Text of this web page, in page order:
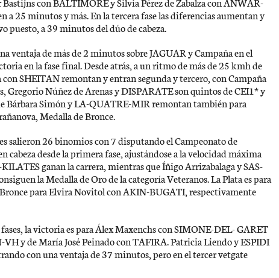
a 25 minutos y más. En la tercera fase las diferencias aumentan y
puesto, a 39 minutos del dúo de cabeza.
ventaja de más de 2 minutos sobre JAGUAR y Campaña en el
en la fase final. Desde atrás, a un ritmo de más de 25 kmh de
SHEITAN remontan y entran segunda y tercero, con Campaña
Gregorio Núñez de Arenas y DISPARATE son quintos de CEI1* y
Bárbara Simón y LA-QUATRE-MIR remontan también para
Medalla de Bronce.
salieron 26 binomios con 7 disputando el Campeonato de
cabeza desde la primera fase, ajustándose a la velocidad máxima
ganan la carrera, mientras que Íñigo Arrizabalaga y SAS-
la Medalla de Oro de la categoría Veteranos. La Plata es para
para Elvira Novitol con AKIN-BUGATI, respectivamente
la victoria es para Álex Maxenchs con SIMONE-DEL- GARET
y de María José Peinado con TAFIRA. Patricia Liendo y ESPIDI
con una ventaja de 37 minutos, pero en el tercer vetgate